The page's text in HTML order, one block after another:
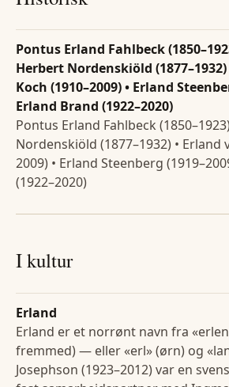
Pontus Erland Fahlbeck
Herbert Nordenskiöld
Koch (1910–2009) • Erland
Erland Brand (1922–2020)
Pontus Erland Fahlbeck
Nordenskiöld (1877–1932) • Erland
2009) • Erland Steenberg
(1922–2020)
I kultur
Erland
Erland er et norrønt navn fra
fremmed) — eller «erl» (ørn) og
Josephson (1923–2012) var en